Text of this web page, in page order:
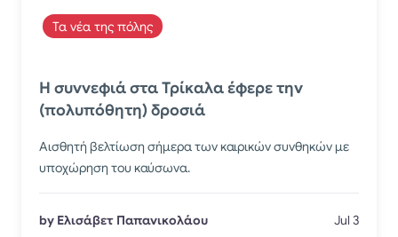
Τα νέα της πόλης
Η συννεφιά στα Τρίκαλα έφερε την
(πολυπόθητη) δροσιά
Αισθητή βελτίωση σήμερα των καιρικών συνθηκών με
υποχώρηση του καύσωνα.
by Ελισάβετ Παπανικολάου Jul 3